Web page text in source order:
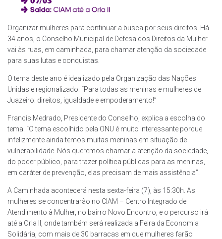
Organizar mulheres para continuar a busca por seus direitos. Há
34 anos, o Conselho Municipal de Defesa dos Direitos da Mulher
vai às ruas, em caminhada, para chamar atenção da sociedade
para suas lutas e conquistas.
O tema deste ano é idealizado pela Organização das Nações
Unidas e regionalizado: “Para todas as meninas e mulheres de
Juazeiro: direitos, igualdade e empoderamento!”
Francis Medrado, Presidente do Conselho, explica a escolha do
tema. “O tema escolhido pela ONU é muito interessante porque
infelizmente ainda temos muitas meninas em situação de
vulnerabilidade. Nós queremos chamar a atenção da sociedade,
do poder público, para trazer política públicas para as meninas,
em caráter de prevenção, elas precisam de mais assistência”.
A Caminhada acontecerá nesta sexta-feira (7), às 15:30h. As
mulheres se concentrarão no CIAM – Centro Integrado de
Atendimento à Mulher, no bairro Novo Encontro, e o percurso irá
até a Orla II, onde também será realizada a Feira da Economia
Solidária, com mais de 30 barracas em que mulheres farão